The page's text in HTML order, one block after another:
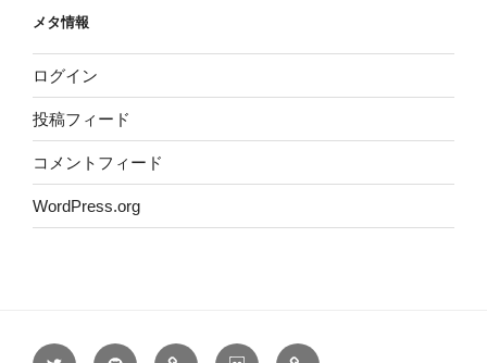
メタ情報
ログイン
投稿フィード
コメントフィード
WordPress.org
twitter:@DarkCrash3
GitHub@darkcrash
Qiita:DarkCrash3
slideshareMicrosoft